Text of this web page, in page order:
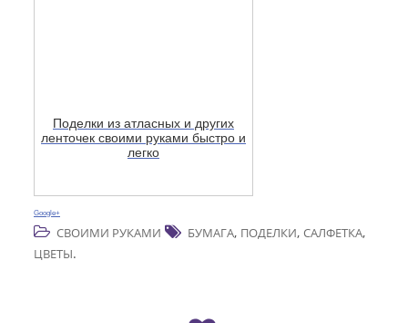
Поделки из атласных и других
ленточек своими руками быстро и
легко
Google+
СВОИМИ РУКАМИ БУМАГА, ПОДЕЛКИ, САЛФЕТКА,
ЦВЕТЫ.